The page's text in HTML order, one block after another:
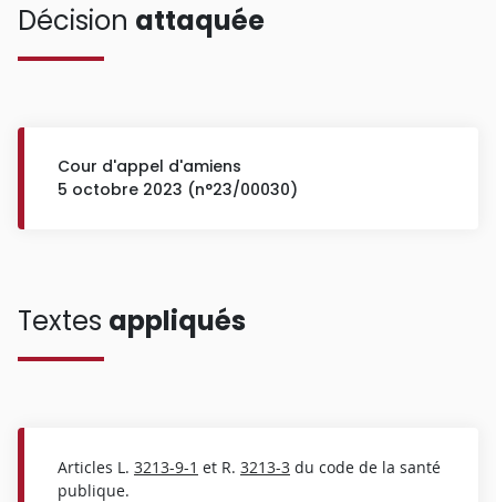
Décision attaquée
Cour d'appel d'amiens
5 octobre 2023 (n°23/00030)
Textes appliqués
Articles L. 3213-9-1 et R. 3213-3 du code de la santé
publique.